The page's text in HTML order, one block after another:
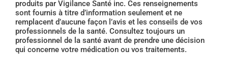
produits par Vigilance Santé inc. Ces renseignements
sont fournis à titre d’information seulement et ne
remplacent d’aucune façon l’avis et les conseils de vos
professionnels de la santé. Consultez toujours un
professionnel de la santé avant de prendre une décision
qui concerne votre médication ou vos traitements.